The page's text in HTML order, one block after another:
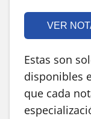
VER
Estas son
disponibles
que cada